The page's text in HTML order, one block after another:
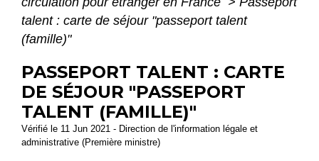
talent : carte de séjour "passeport talent
(famille)"
PASSEPORT TALENT : CARTE
DE SÉJOUR "PASSEPORT
TALENT (FAMILLE)"
Vérifié le 11 Jun 2021 - Direction de l'information légale et
administrative (Première ministre)